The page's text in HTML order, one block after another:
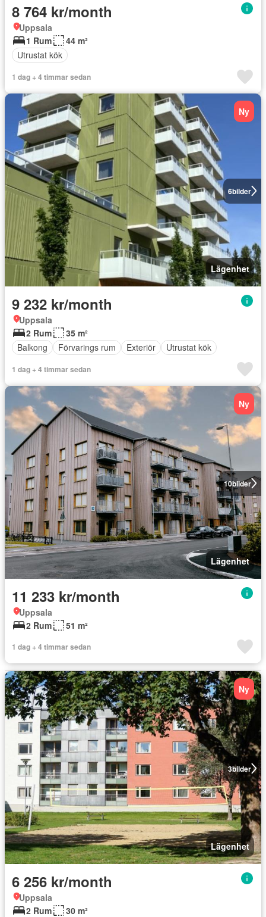
8 764 kr/month
Uppsala
1 Rum
44 m²
Utrustat kök
1 dag + 4 timmar sedan
6bilder
Ny
Lägenhet
9 232 kr/month
Uppsala
2 Rum
35 m²
Balkong
Förvarings rum Exteriör Utrustat kök
1 dag + 4 timmar sedan
10bilder
Ny
Lägenhet
11 233 kr/month
Uppsala
2 Rum
51 m²
1 dag + 4 timmar sedan
3bilder
Ny
Lägenhet
6 256 kr/month
Uppsala
2 Rum
30 m²